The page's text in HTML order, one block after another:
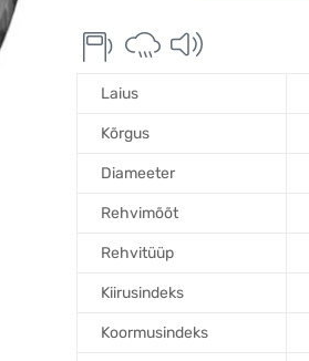
Laius
Kõrgus
Diameeter
Rehvimõõt
Rehvitüüp
Kiirusindeks
Koormusindeks